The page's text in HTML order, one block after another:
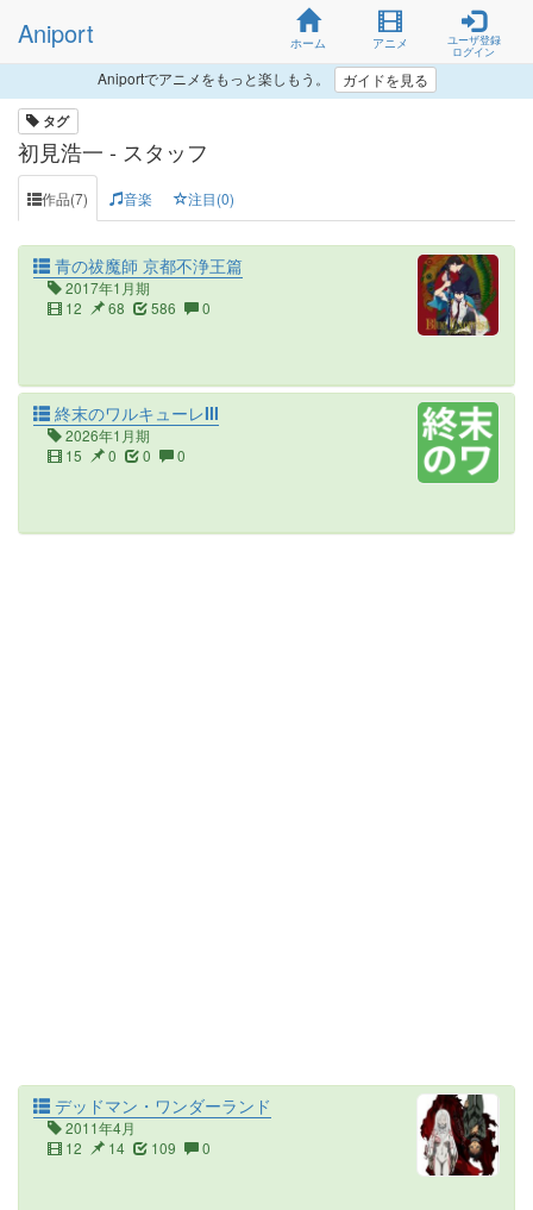
Aniport ホーム アニメ
ユーザ登録
ログイン
Aniportでアニメをもっと楽しもう。 ガイドを見る
タグ
初見浩一 - スタッフ
作品(7) 音楽 注目(0)
青の祓魔師 京都不浄王篇
2017年1月期
12
68 586 0
終末のワルキューレIII
2026年1月期
15
0 0 0
デッドマン・ワンダーランド
2011年4月
12
14 109 0